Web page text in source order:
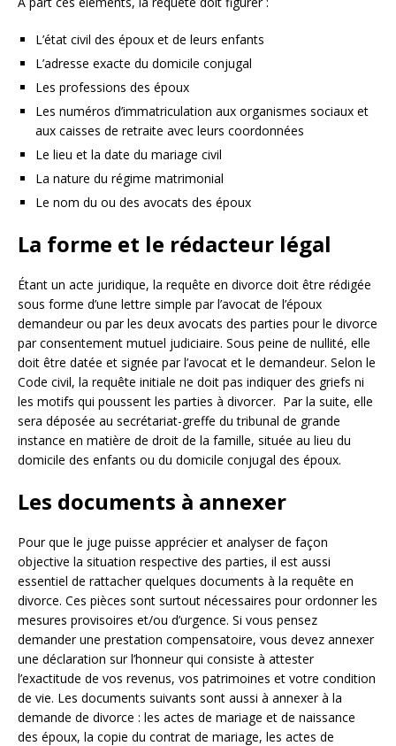
L’état civil des époux et de leurs enfants
L’adresse exacte du domicile conjugal
Les professions des époux
Les numéros d’immatriculation aux organismes sociaux et
aux caisses de retraite avec leurs coordonnées
Le lieu et la date du mariage civil
La nature du régime matrimonial
Le nom du ou des avocats des époux
La forme et le rédacteur légal
Étant un acte juridique, la requête en divorce doit être rédigée
sous forme d’une lettre simple par l’avocat de l’époux
demandeur ou par les deux avocats des parties pour le divorce
par consentement mutuel judiciaire. Sous peine de nullité, elle
doit être datée et signée par l’avocat et le demandeur. Selon le
Code civil, la requête initiale ne doit pas indiquer des griefs ni
les motifs qui poussent les parties à divorcer. Par la suite, elle
sera déposée au secrétariat-greffe du tribunal de grande
instance en matière de droit de la famille, située au lieu du
domicile des enfants ou du domicile conjugal des époux.
Les documents à annexer
Pour que le juge puisse apprécier et analyser de façon
objective la situation respective des parties, il est aussi
essentiel de rattacher quelques documents à la requête en
divorce. Ces pièces sont surtout nécessaires pour ordonner les
mesures provisoires et/ou d’urgence. Si vous pensez
demander une prestation compensatoire, vous devez annexer
une déclaration sur l’honneur qui consiste à attester
l’exactitude de vos revenus, vos patrimoines et votre condition
de vie. Les documents suivants sont aussi à annexer à la
demande de divorce : les actes de mariage et de naissance
des époux, la copie du contrat de mariage, les actes de